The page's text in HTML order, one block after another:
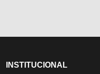
INSTITUCIONAL